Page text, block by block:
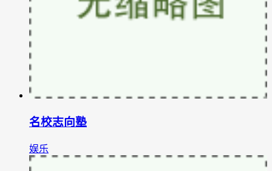
名校志向塾
娱乐